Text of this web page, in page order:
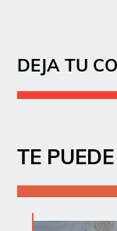
DEJA TU
TE